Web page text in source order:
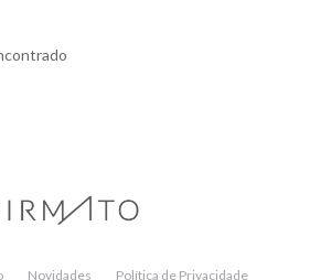
Novidades
Política de Privacidade